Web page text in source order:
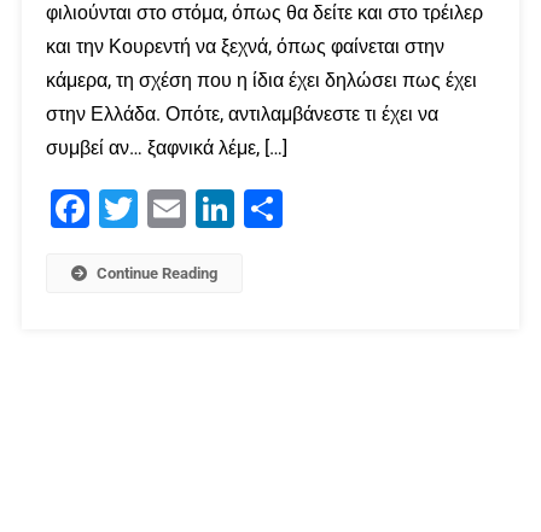
φιλιούνται στο στόμα, όπως θα δείτε και στο τρέιλερ
και την Κουρεντή να ξεχνά, όπως φαίνεται στην
κάμερα, τη σχέση που η ίδια έχει δηλώσει πως έχει
στην Ελλάδα. Οπότε, αντιλαμβάνεστε τι έχει να
συμβεί αν… ξαφνικά λέμε, […]
Facebook
Twitter Email LinkedIn
Continue Reading